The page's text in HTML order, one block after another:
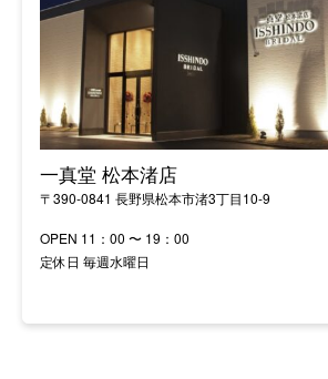
一真堂 松本渚店
〒390-0841 長野県松本市渚3丁目10-9
OPEN 11：00 〜 19：00
定休日 毎週水曜日